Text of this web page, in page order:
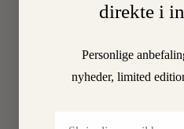
direkte i
Personlige
nyheder, limited